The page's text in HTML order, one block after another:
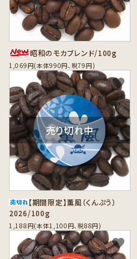
昭和のモカブレンド/100g
1,069円(本体990円、税79円)
売り切れ中
【期間限定】薫風（くんぷう）
2026/100g
1,188円(本体1,100円、税88円)
favorite
favorite